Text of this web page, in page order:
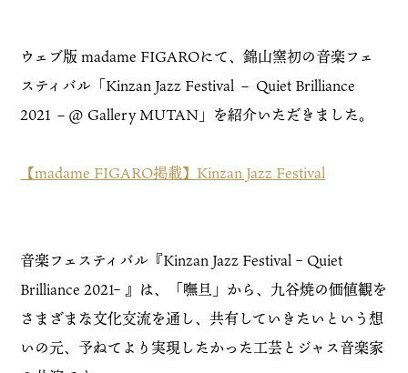
ウェブ版 madame FIGAROにて、錦山窯初の音楽フェ
スティバル「Kinzan Jazz Festival － Quiet Brilliance
2021 －@ Gallery MUTAN」を紹介いただきました。
【madame FIGARO掲載】Kinzan Jazz Festival
音楽フェスティバル『Kinzan Jazz Festival ‒ Quiet
Brilliance 2021‒ 』は、「嘸旦」から、九谷焼の価値観を
さまざまな文化交流を通し、共有していきたいという想
いの元、予ねてより実現したかった工芸とジャス音楽家